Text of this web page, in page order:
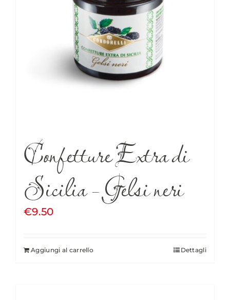
Confetture Extra di
Sicilia – Gelsi neri
€9.50
Aggiungi al carrello Dettagli